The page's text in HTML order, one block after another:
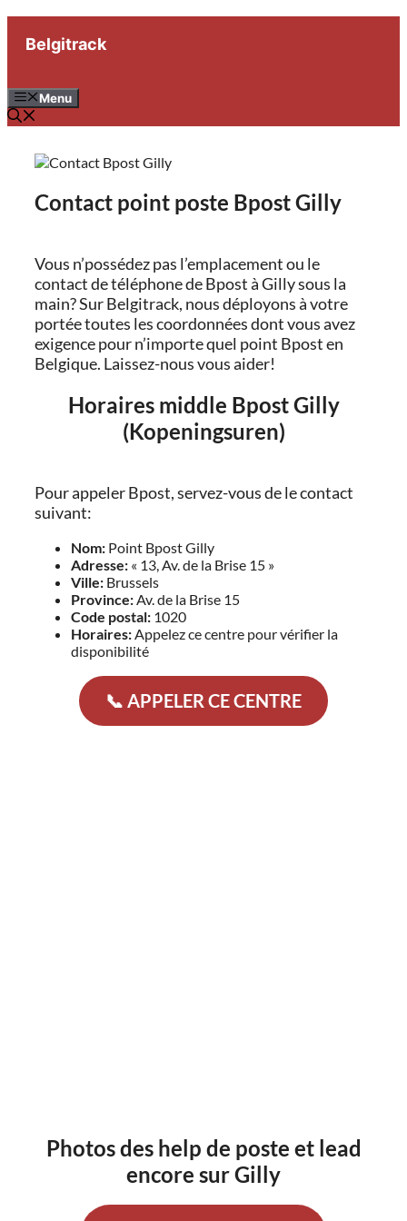
contenu
Belgitrack
Menu
Contact point poste Bpost Gilly
Vous n’possédez pas l’emplacement ou le
contact de téléphone de Bpost à Gilly sous la
main? Sur Belgitrack, nous déployons à votre
portée toutes les coordonnées dont vous avez
exigence pour n’importe quel point Bpost en
Belgique. Laissez-nous vous aider!
Horaires middle Bpost Gilly
(Kopeningsuren)
Pour appeler Bpost, servez-vous de le contact
suivant:
Nom: Point Bpost Gilly
Adresse: « 13, Av. de la Brise 15 »
Ville: Brussels
Province:Av. de la Brise 15
Code postal: 1020
Horaires:Appelez ce centre pour vérifier la
disponibilité
📞 APPELER CE CENTRE
Photos des help de poste et lead
encore sur Gilly